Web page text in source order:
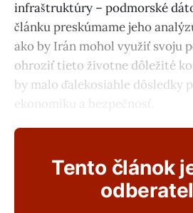
infraštruktúry – podmorské
článku preskúmame jeho
ako by Irán mohol využiť svoju
ohroziť tieto životne dôležité
by malo ďalekosiahle dôsledky
ekonomiku a bezpečnosť.
Tento článok